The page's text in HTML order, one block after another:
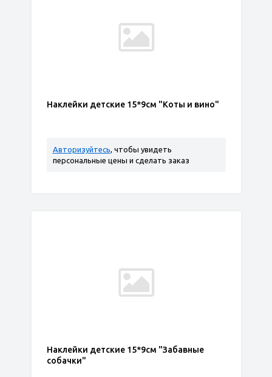
Наклейки детские 15*9см "Коты и вино"
Авторизуйтесь, чтобы увидеть
персональные цены и сделать заказ
Наклейки детские 15*9см "Забавные
собачки"